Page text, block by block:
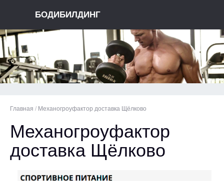
БОДИБИЛДИНГ
Главная / Механогроуфактор доставка Щёлково
Механогроуфактор
доставка Щёлково